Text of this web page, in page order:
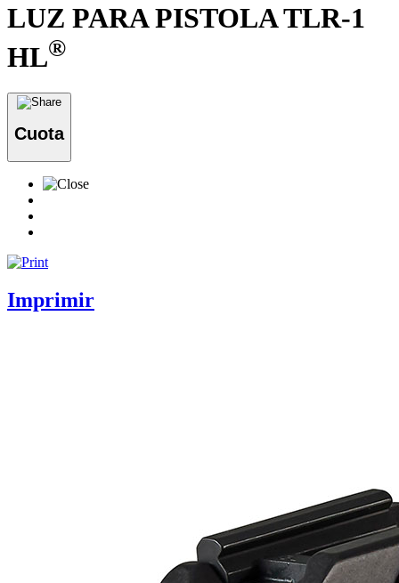
LUZ PARA PISTOLA TLR-1
HL®
Cuota
Imprimir